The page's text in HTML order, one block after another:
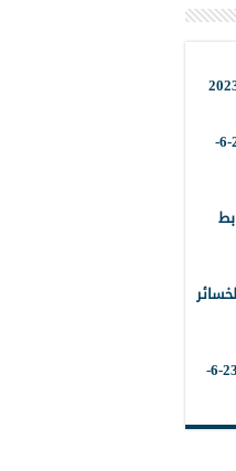
الدولار يواصل الضغط على الباوند… 23-6-
هل يقترب اليورو من كسر دعم جديد؟ 23-6-